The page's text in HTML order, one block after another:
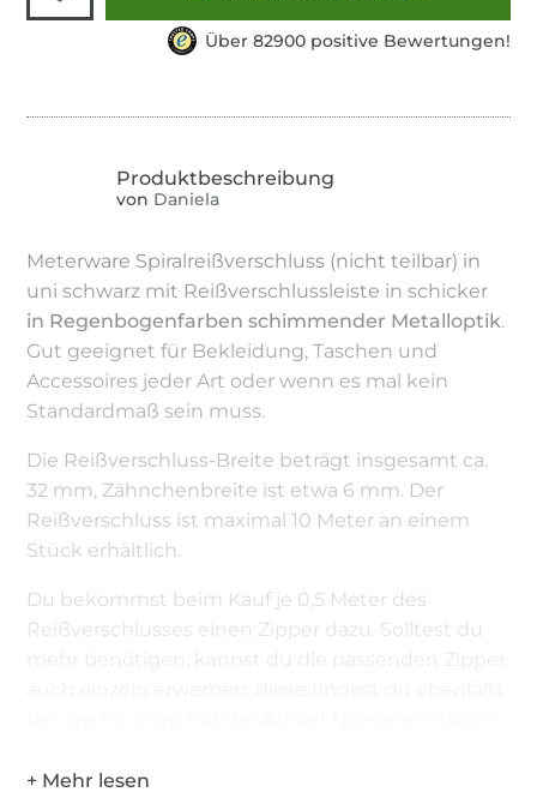
Über 82900 positive Bewertungen!
von Daniela
Meterware Spiralreißverschluss (nicht teilbar) in
uni schwarz mit Reißverschlussleiste in schicker
in Regenbogenfarben schimmender Metalloptik.
Gut geeignet für Bekleidung, Taschen und
Accessoires jeder Art oder wenn es mal kein
Standardmaß sein muss.
Die Reißverschluss-Breite beträgt insgesamt ca.
32 mm, Zähnchenbreite ist etwa 6 mm. Der
Reißverschluss ist maximal 10 Meter an einem
Stück erhältlich.
Du bekommst beim Kauf je 0,5 Meter des
Reißverschlusses einen Zipper dazu. Solltest du